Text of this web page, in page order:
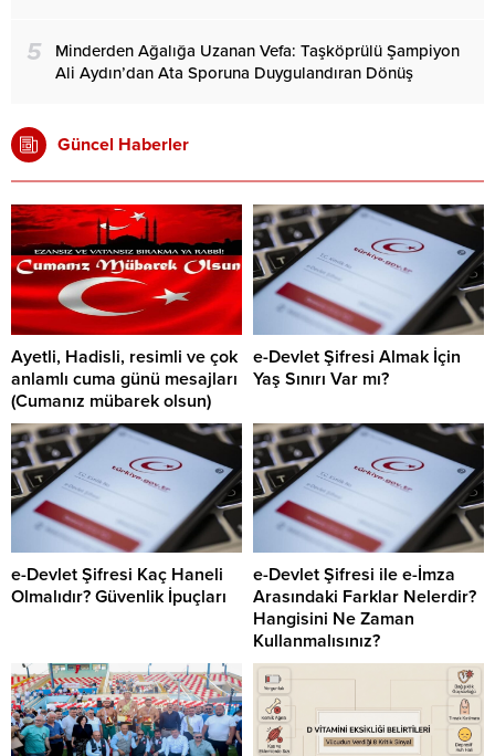
5
Minderden Ağalığa Uzanan Vefa: Taşköprülü Şampiyon
Ali Aydın’dan Ata Sporuna Duygulandıran Dönüş
Güncel Haberler
Ayetli, Hadisli, resimli ve çok
anlamlı cuma günü mesajları
(Cumanız mübarek olsun)
e-Devlet Şifresi Almak İçin
Yaş Sınırı Var mı?
e-Devlet Şifresi Kaç Haneli
Olmalıdır? Güvenlik İpuçları
e-Devlet Şifresi ile e-İmza
Arasındaki Farklar Nelerdir?
Hangisini Ne Zaman
Kullanmalısınız?